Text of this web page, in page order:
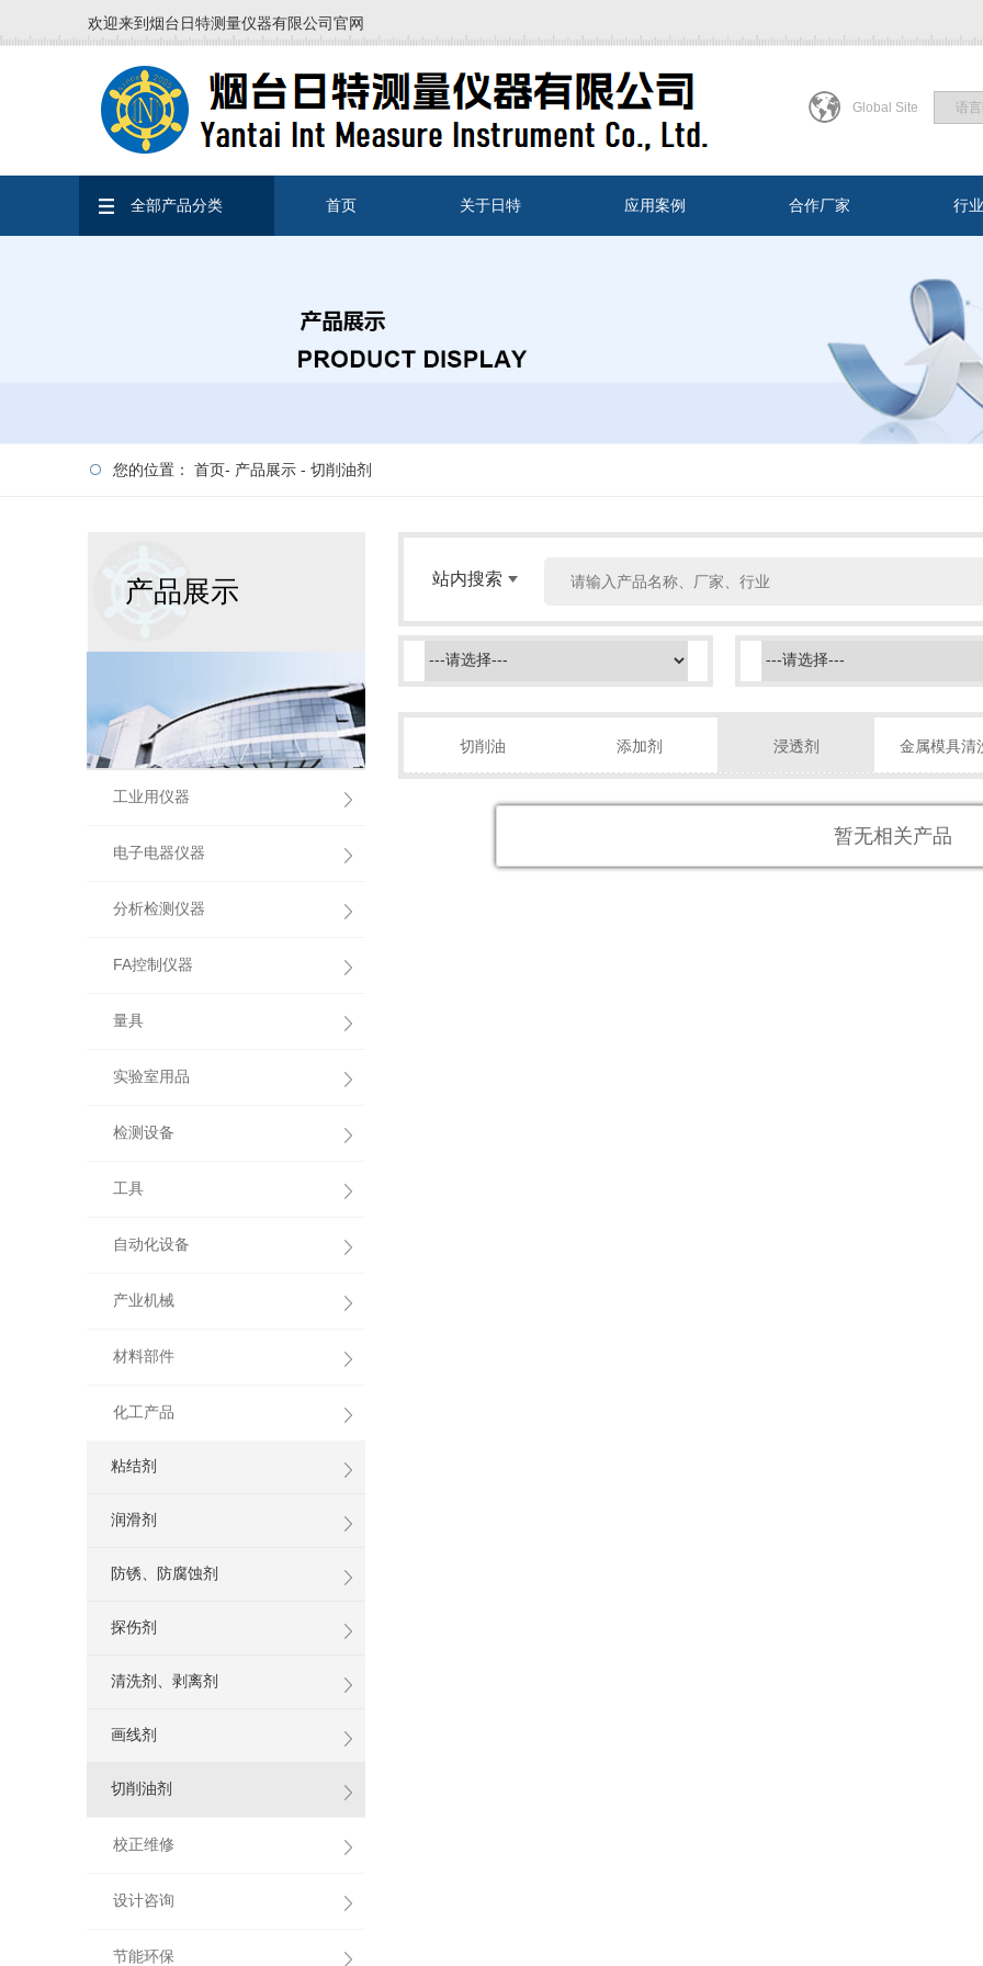
欢迎来到烟台日特测量仪器有限公司官网
Global Site
全部产品分类 首页 关于日特 应用案例 合作厂家 行
您的位置： 首页- 产品展示 - 切削油剂
产品展示
工业用仪器
电子电器仪器
分析检测仪器
FA控制仪器
量具
实验室用品
检测设备
工具
自动化设备
产业机械
材料部件
化工产品
粘结剂
润滑剂
防锈、防腐蚀剂
探伤剂
清洗剂、剥离剂
画线剂
切削油剂
校正维修
设计咨询
节能环保
站内搜索
切削油 添加剂 浸透剂 金属模具清
暂无相关产品